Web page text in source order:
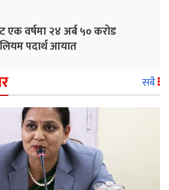
एक वर्षमा २४ अर्ब ५० करोड
पदार्थ आयात
सबै